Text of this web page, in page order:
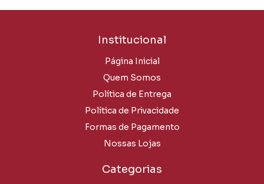
Institucional
Página Inicial
Quem Somos
Política de Entrega
Política de Privacidade
Formas de Pagamento
Nossas Lojas
Categorias